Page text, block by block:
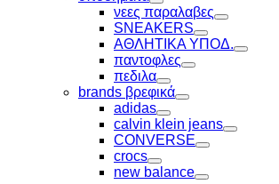
Toggle
νεες παραλαβες
Toggle
SNEAKERS
Toggle
ΑΘΛΗΤΙΚΑ ΥΠΟΔ.
Toggle
παντοφλες
Toggle
πεδιλα
Toggle
brands βρεφικά
Toggle
adidas
Toggle
calvin klein jeans
Toggle
CONVERSE
Toggle
crocs
Toggle
new balance